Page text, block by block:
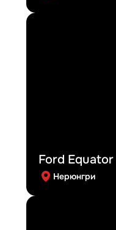
Ford Equator
Нерюнгри